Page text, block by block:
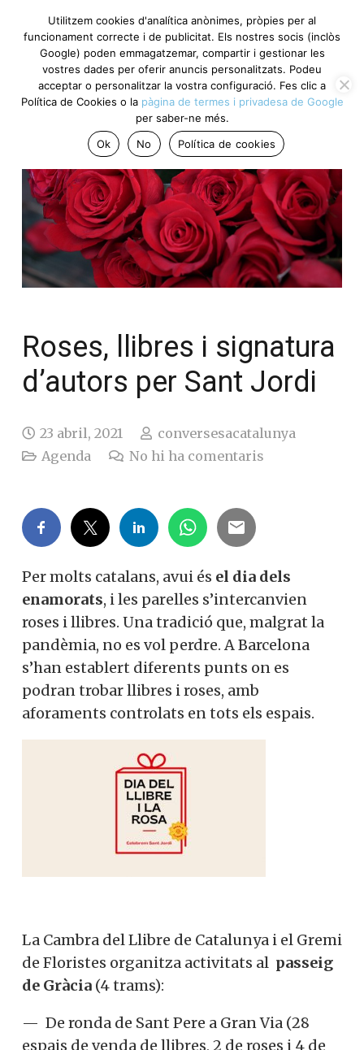
Roses, llibres i signatura
d’autors per Sant Jordi
23 abril, 2021
conversesacatalunya
Agenda
No hi ha comentaris
Per molts catalans, avui és el dia dels
enamorats, i les parelles s’intercanvien
roses i llibres. Una tradició que, malgrat la
pandèmia, no es vol perdre. A Barcelona
s’han establert diferents punts on es
podran trobar llibres i roses, amb
aforaments controlats en tots els espais.
La Cambra del Llibre de Catalunya i el Gremi
de Floristes organitza activitats al passeig
de Gràcia (4 trams):
— De ronda de Sant Pere a Gran Via (28
espais de venda de llibres, 2 de roses i 4 de
Utilitzem cookies d'analítica anònimes, pròpies per al
funcionament correcte i de publicitat. Els nostres socis (inclòs
Google) poden emmagatzemar, compartir i gestionar les
vostres dades per oferir anuncis personalitzats. Podeu
acceptar o personalitzar la vostra configuració. Fes clic a
Política de Cookies o la pàgina de termes i privadesa de Google
per saber-ne més.
Ok
No Política de cookies